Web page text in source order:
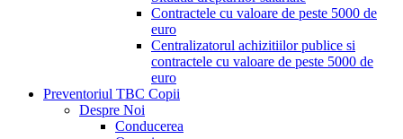
Contractele cu valoare de peste 5000 de
euro
Centralizatorul achizitiilor publice si
contractele cu valoare de peste 5000 de
euro
Preventoriul TBC Copii
Despre Noi
Conducerea